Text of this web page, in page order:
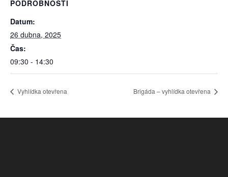
PODROBNOSTI
Datum:
26 dubna, 2025
Čas:
09:30 - 14:30
Vyhlídka otevřena Brigáda – vyhlídka otevřena